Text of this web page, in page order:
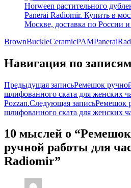
BrownBuckleCeramicPAMPanerai
Навигация по записям
Предыдущая записьРемешок
шлифованного ската для женских
Pozzan.Следующая записьРемешок
шлифованного ската для женских
10 мыслей о
ручной работы для
Radiomir”